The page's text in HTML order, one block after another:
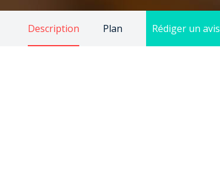
Description Plan Rédiger un avis